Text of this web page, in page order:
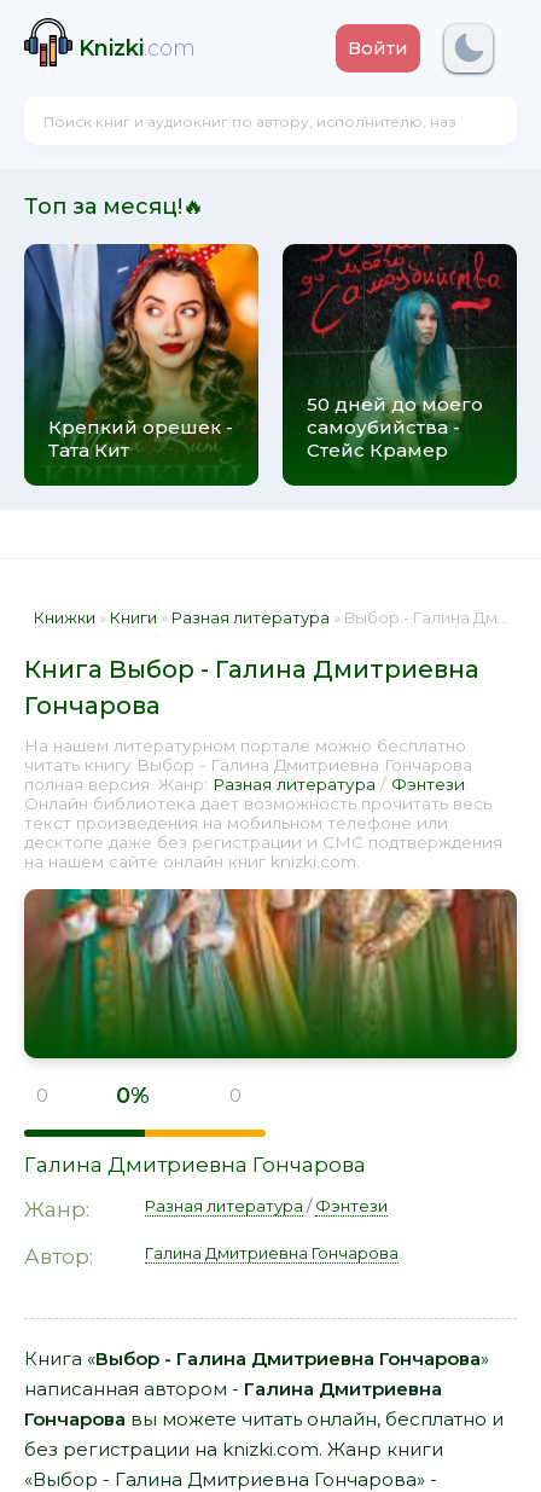
Knizki.com Войти
Топ за месяц!🔥
Крепкий орешек -
Тата Кит
50 дней до моего
самоубийства -
Стейс Крамер
Книжки » Книги » Разная литература » Выбор - Галина Дмитриевна Гончарова 📕 - Книга онлайн бесплатно
Книга Выбор - Галина Дмитриевна
Гончарова
На нашем литературном портале можно бесплатно
читать книгу Выбор - Галина Дмитриевна Гончарова
полная версия. Жанр: Разная литература / Фэнтези
Онлайн библиотека дает возможность прочитать весь
текст произведения на мобильном телефоне или
десктопе даже без регистрации и СМС подтверждения
на нашем сайте онлайн книг knizki.com.
0 0% 0
Галина Дмитриевна Гончарова
Жанр:
Разная литература /Фэнтези
Автор: Галина Дмитриевна Гончарова
Книга «Выбор - Галина Дмитриевна Гончарова»
написанная автором - Галина Дмитриевна
Гончарова вы можете читать онлайн, бесплатно и
без регистрации на knizki.com. Жанр книги
«Выбор - Галина Дмитриевна Гончарова» -